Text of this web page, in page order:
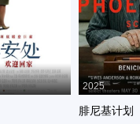
2025
腓尼基计划